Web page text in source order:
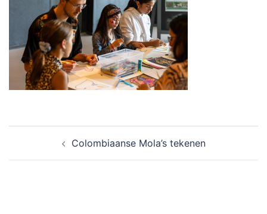
navigatie Colombiaanse Mola’s tekenen